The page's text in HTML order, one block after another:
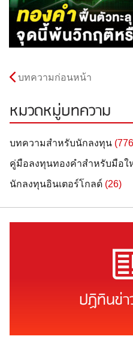
บทความก่อนหน้า
หมวดหมู่บทความ
บทความสำหรับนักลงทุน
คู่มือลงทุนทองคำสำหรับมือใ
นักลงทุนอินเตอร์โกลด์ (26)
ปฏิทินข่า